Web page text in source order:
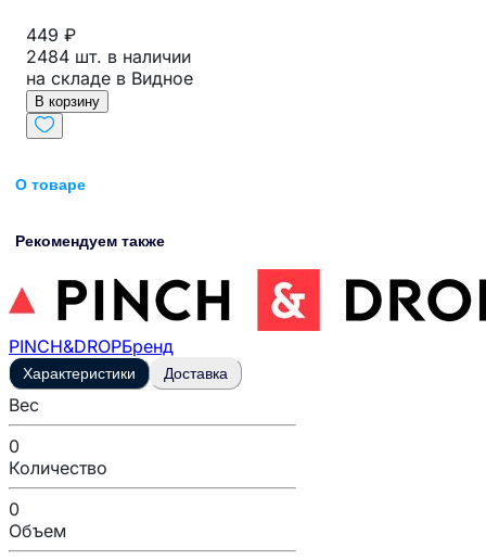
449 ₽
2484 шт. в наличии
на складе в Видное
В корзину
О товаре
Рекомендуем также
PINCH&DROPБренд
Характеристики Доставка
Вес
0
Количество
0
Объем